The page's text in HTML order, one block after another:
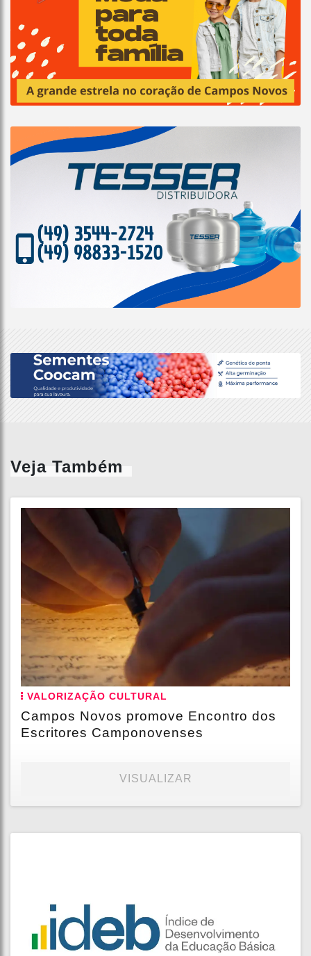
Veja Também
VALORIZAÇÃO CULTURAL
Campos Novos promove Encontro dos
Escritores Camponovenses
VISUALIZAR